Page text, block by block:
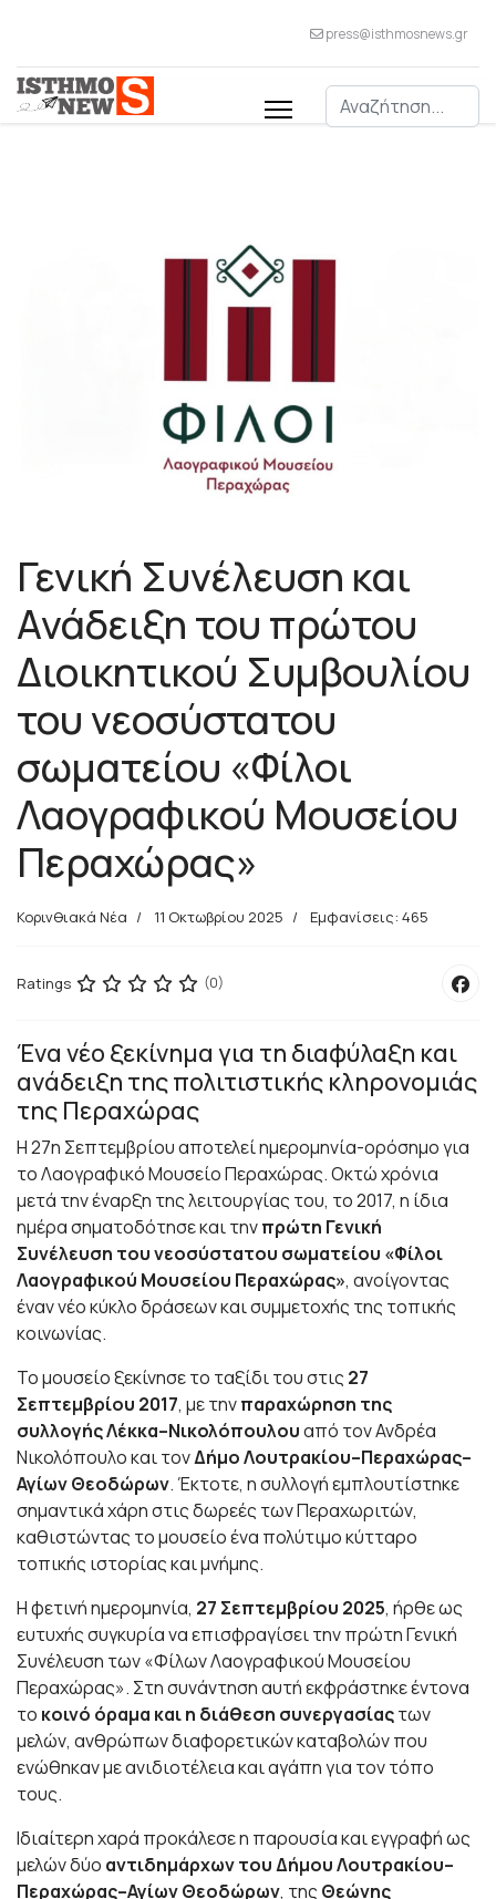
press@isthmosnews.gr
Αναζήτηση
Γενική Συνέλευση και
Ανάδειξη του πρώτου
Διοικητικού Συμβουλίου
του νεοσύστατου
σωματείου «Φίλοι
Λαογραφικού Μουσείου
Περαχώρας»
Κορινθιακά Νέα 11 Οκτωβρίου 2025 Εμφανίσεις: 465
Ratings (0)
Ένα νέο ξεκίνημα για τη διαφύλαξη και
ανάδειξη της πολιτιστικής κληρονομιάς
της Περαχώρας
Η 27η Σεπτεμβρίου αποτελεί ημερομηνία-ορόσημο για
το Λαογραφικό Μουσείο Περαχώρας. Οκτώ χρόνια
μετά την έναρξη της λειτουργίας του, το 2017, η ίδια
ημέρα σηματοδότησε και τηνπρώτη Γενική
Συνέλευση του νεοσύστατου σωματείου «Φίλοι
Λαογραφικού Μουσείου Περαχώρας», ανοίγοντας
έναν νέο κύκλο δράσεων και συμμετοχής της τοπικής
κοινωνίας.
Το μουσείο ξεκίνησε το ταξίδι του στις 27
Σεπτεμβρίου 2017, με τηνπαραχώρηση της
συλλογής Λέκκα–Νικολόπουλουαπό τον Ανδρέα
Νικολόπουλο και τονΔήμο Λουτρακίου–Περαχώρας–
Αγίων Θεοδώρων. Έκτοτε, η συλλογή εμπλουτίστηκε
σημαντικά χάρη στις δωρεές των Περαχωριτών,
καθιστώντας το μουσείο ένα πολύτιμο κύτταρο
τοπικής ιστορίας και μνήμης.
Η φετινή ημερομηνία, 27 Σεπτεμβρίου 2025, ήρθε ως
ευτυχής συγκυρία να επισφραγίσει την πρώτη Γενική
Συνέλευση των «Φίλων Λαογραφικού Μουσείου
Περαχώρας». Στη συνάντηση αυτή εκφράστηκε έντονα
το κοινό όραμα και η διάθεση συνεργασίαςτων
μελών, ανθρώπων διαφορετικών καταβολών που
ενώθηκαν με ανιδιοτέλεια και αγάπη για τον τόπο
τους.
Ιδιαίτερη χαρά προκάλεσε η παρουσία και εγγραφή ως
μελών δύο αντιδημάρχων του Δήμου Λουτρακίου–
Περαχώρας–Αγίων Θεοδώρων, της Θεώνης